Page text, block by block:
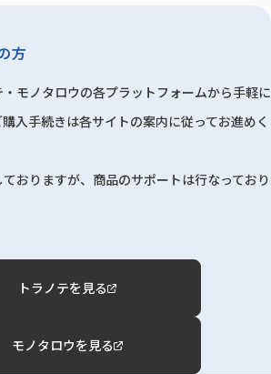
方
モノタロウの各プラットフォームから手軽に
入手続きは各サイトの案内に従ってお進めく
おりますが、商品のサポートは行なっており
トラノテを見る
モノタロウを見る